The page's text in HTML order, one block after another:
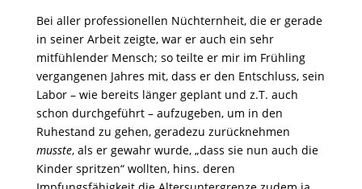
Bei aller professionellen Nüchternheit, die er gerade
in seiner Arbeit zeigte, war er auch ein sehr
mitfühlender Mensch; so teilte er mir im Frühling
vergangenen Jahres mit, dass er den Entschluss, sein
Labor – wie bereits länger geplant und z.T. auch
schon durchgeführt – aufzugeben, um in den
Ruhestand zu gehen, geradezu zurücknehmen
musste, als er gewahr wurde, „dass sie nun auch die
Kinder spritzen“ wollten, hins. deren